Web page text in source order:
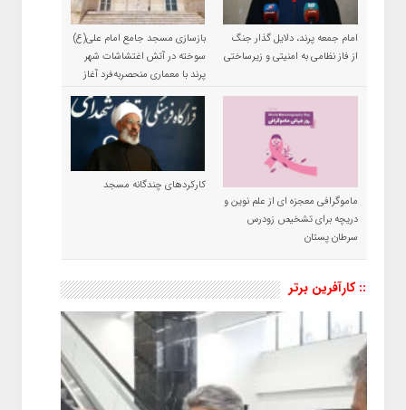
امام جمعه پرند، دلایل گذار جنگ
از فاز نظامی به امنیتی و زیرساختی
بازسازی مسجد جامع امام علی(ع)
سوخته در آتش اغتشاشات شهر
پرند با معماری منحصربه‌فرد آغاز
شد
ماموگرافی معجزه ای از علم نوین و
دریچه برای تشخیص زودرس
سرطان پستان
کارکردهای چندگانه مسجد
:: کارآفرین برتر